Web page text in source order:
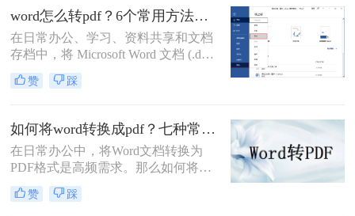
首选。而Microsoft Word则是我们创作
和编辑文档最常用的工具。因此，掌
握如何将Word文档完美地转换为
PDF，是每个现代办公人士和学生的
必备技能。
word怎么转pdf？6个常用方法详解！
在日常办公、学习、资料共享和文档
存档中，将 Microsoft Word 文档 (.doc,
.docx) 转换为 PDF (Portable Document
Format) 格式是一项非常普遍且重要的
强、排版固定、易于打印、文件大小
相对可控以及良好的安全性而广受欢
迎。那么word怎么转pdf呢？本文将详
细介绍几种最常用、最便捷的 Word
转 PDF 方法，帮助你轻松应对各种转
换场景。
赞 踩
如何将word转换成pdf？七种常用方法深度解析！
在日常办公中，将Word文档转换为
PDF格式是高频需求。那么如何将
word转换成pdf呢？本文综合七种主流
转换方式，助您根据实际需求选择最
赞 踩